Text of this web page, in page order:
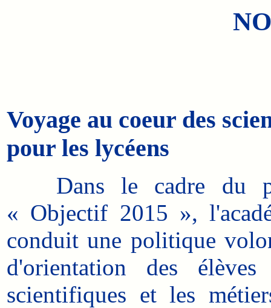
Voyage au coeur des
pour les lycéens
Dans le cadre du
« Objectif 2015 »,
conduit une politique
d'orientation des
scientifiques et les